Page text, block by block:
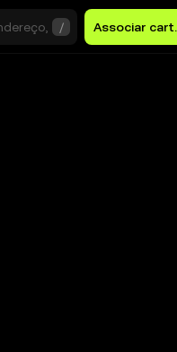
/ Associar cart.